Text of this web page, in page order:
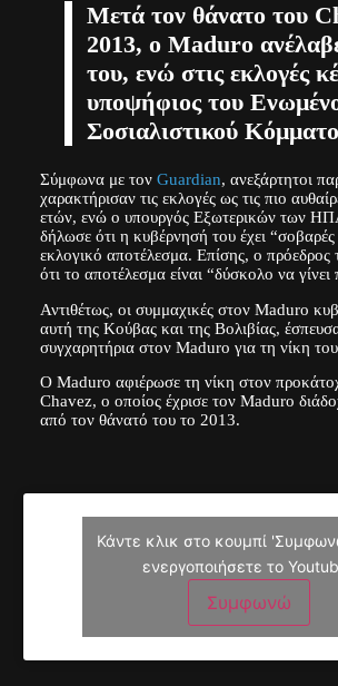
Μετά τον θάνατο του
2013, ο Maduro
του, ενώ στις εκλογές
υποψήφιος του
Σοσιαλιστικού
Σύμφωνα με τον Guardian, ανεξάρτητοι
χαρακτήρισαν τις εκλογές ως τις πιο
ετών, ενώ ο υπουργός Εξωτερικών των
δήλωσε ότι η κυβέρνησή του έχει “σοβαρές
εκλογικό αποτέλεσμα. Επίσης, ο πρόεδρος
ότι το αποτέλεσμα είναι “δύσκολο να γίνει
Αντιθέτως, οι συμμαχικές στον Maduro
αυτή της Κούβας και της Βολιβίας,
συγχαρητήρια στον Maduro για τη νίκη
Ο Maduro αφιέρωσε τη νίκη στον
Chavez, ο οποίος έχρισε τον Maduro
από τον θάνατό του το 2013.
Κάντε κλικ στο κουμπί
ενεργοποιήσετε το
Συμφωνώ